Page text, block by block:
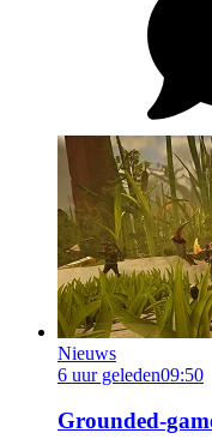
Nieuws
6 uur geleden09:50
Grounded-